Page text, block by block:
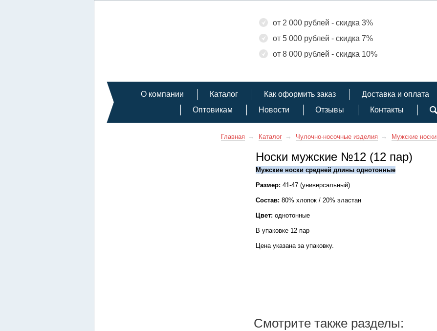
от 2 000 рублей - скидка 3%
от 5 000 рублей - скидка 7%
от 8 000 рублей - скидка 10%
О компании Каталог Как оформить заказ Доставка и оплата
Оптовикам
Новости Отзывы Контакты
Главная Каталог Чулочно-носочные изделия Мужские носки
Носки мужские №12 (12 пар)
Мужские носки средней длины однотонные
Размер: 41-47 (универсальный)
Состав: 80% хлопок / 20% эластан
Цвет: однотонные
В упаковке 12 пар
Цена указана за упаковку.
Смотрите также разделы: